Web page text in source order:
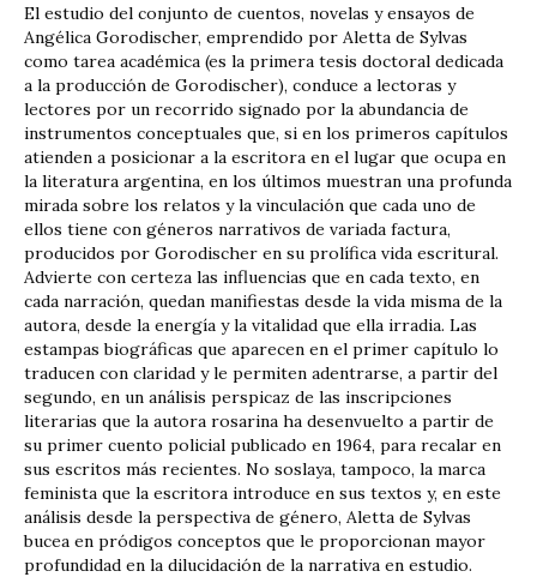
El estudio del conjunto de cuentos, novelas y ensayos de
Angélica Gorodischer, emprendido por Aletta de Sylvas
como tarea académica (es la primera tesis doctoral dedicada
a la producción de Gorodischer), conduce a lectoras y
lectores por un recorrido signado por la abundancia de
instrumentos conceptuales que, si en los primeros capítulos
atienden a posicionar a la escritora en el lugar que ocupa en
la literatura argentina, en los últimos muestran una profunda
mirada sobre los relatos y la vinculación que cada uno de
ellos tiene con géneros narrativos de variada factura,
producidos por Gorodischer en su prolífica vida escritural.
Advierte con certeza las influencias que en cada texto, en
cada narración, quedan manifiestas desde la vida misma de la
autora, desde la energía y la vitalidad que ella irradia. Las
estampas biográficas que aparecen en el primer capítulo lo
traducen con claridad y le permiten adentrarse, a partir del
segundo, en un análisis perspicaz de las inscripciones
literarias que la autora rosarina ha desenvuelto a partir de
su primer cuento policial publicado en 1964, para recalar en
sus escritos más recientes. No soslaya, tampoco, la marca
feminista que la escritora introduce en sus textos y, en este
análisis desde la perspectiva de género, Aletta de Sylvas
bucea en pródigos conceptos que le proporcionan mayor
profundidad en la dilucidación de la narrativa en estudio.